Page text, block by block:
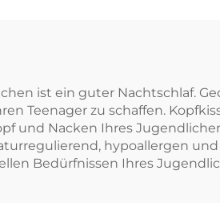
ist ein guter Nachtschlaf.
Teenager zu schaffen.
und Nacken Ihres
hypoallergen
Bedürfnissen Ihres